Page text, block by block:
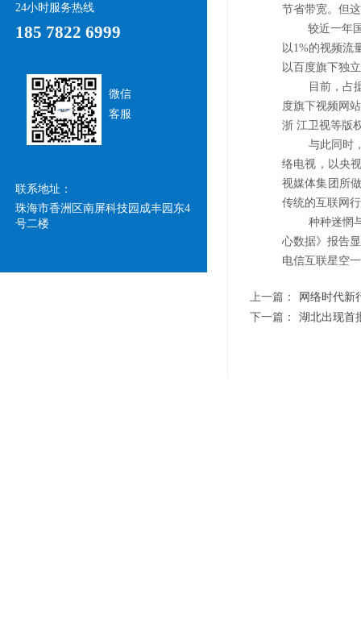
节省带宽。但
较近一年国
以1%的视频流
以百度旗下独
目前，占
度旗下视频网
浙 江卫视等版
与此同时
络电视，以央
视媒体集团所
传统的互联网
种种迷惘
心数据》报告
电信互联星空
上一篇：
网络时代新
下一篇：
湖北出现首
24小时服务热线
185 7822 6999
微信
客服
联系地址：
珠海市香洲区南屏科技园成丰园东4
号二楼